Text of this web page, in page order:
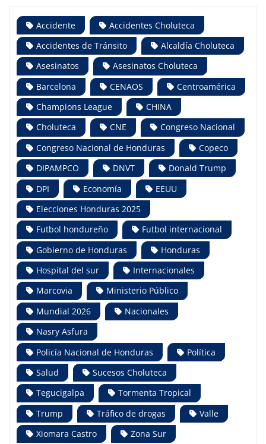
Accidente
Accidentes Choluteca
Accidentes de Tránsito
Alcaldía Choluteca
Asesinatos
Asesinatos Choluteca
Barcelona
CENAOS
Centroamérica
Champions League
CHINA
Choluteca
CNE
Congreso Nacional
Congreso Nacional de Honduras
Copeco
DIPAMPCO
DNVT
Donald Trump
DPI
Economía
EEUU
Elecciones Honduras 2025
Futbol hondureño
Futbol internacional
Gobierno de Honduras
Honduras
Hospital del sur
Internacionales
Marcovia
Ministerio Público
Mundial 2026
Nacionales
Nasry Asfura
Policía Nacional de Honduras
Política
Salud
Sucesos Choluteca
Tegucigalpa
Tormenta Tropical
Trump
Tráfico de drogas
Valle
Xiomara Castro
Zona Sur